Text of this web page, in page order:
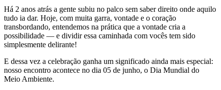
Há 2 anos atrás a gente subiu no palco sem saber direito onde aquilo
tudo ia dar. Hoje, com muita garra, vontade e o coração
transbordando, entendemos na prática que a vontade cria a
possibilidade — e dividir essa caminhada com vocês tem sido
simplesmente delirante!
E dessa vez a celebração ganha um significado ainda mais especial:
nosso encontro acontece no dia 05 de junho, o Dia Mundial do
Meio Ambiente.